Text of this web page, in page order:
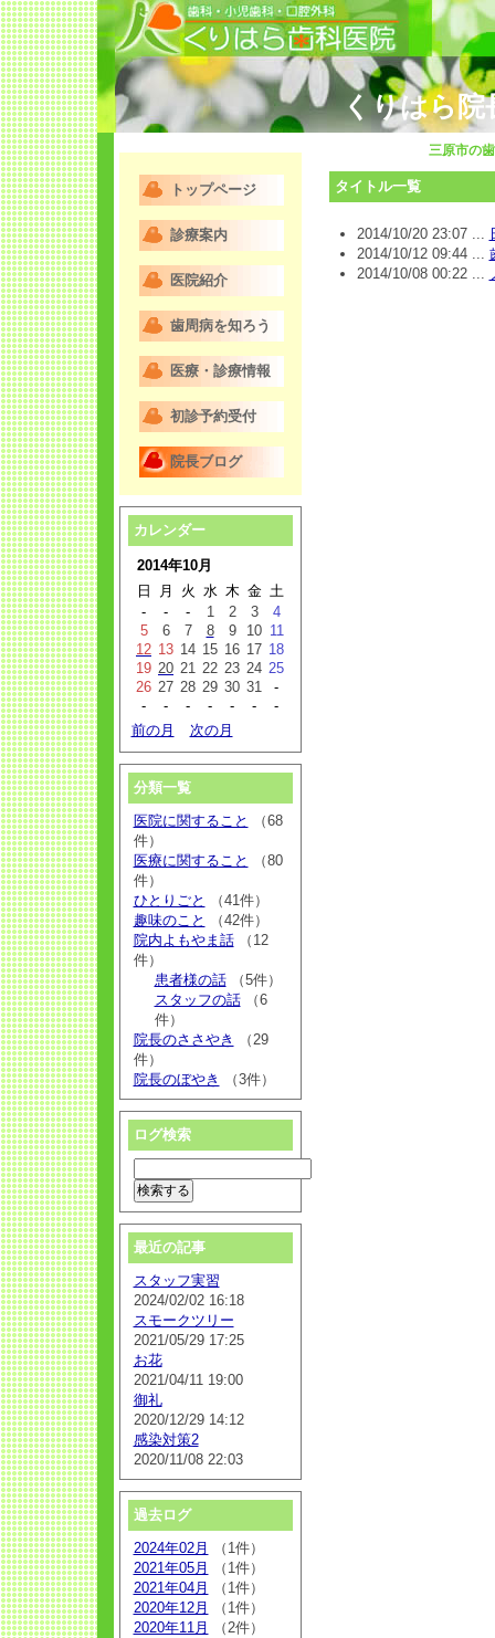
くりはら院
三原市の
タイトル一覧
2014/10/20 23:07 ...
2014/10/12 09:44 ...
2014/10/08 00:22 ...
トップページ
診療案内
医院紹介
歯周病を知ろう
医療・診療情報
初診予約受付
院長ブログ
カレンダー
2014年10月
日
月 火 水 木 金 土
-
- - 1 2 3
4
5
6 7 8 9 10 11
12 13 14 15 16 17 18
19 20 21 22 23 24 25
26 27 28 29 30 31
-
-
- - - - -
-
前の月
次の月
分類一覧
医院に関すること
（68
件）
医療に関すること
（80
件）
ひとりごと
（41件）
趣味のこと
（42件）
院内よもやま話（12
件）
患者様の話（5件）
スタッフの話（6
件）
院長のささやき
（29
件）
院長のぼやき
（3件）
ログ検索
最近の記事
スタッフ実習
2024/02/02 16:18
スモークツリー
2021/05/29 17:25
お花
2021/04/11 19:00
御礼
2020/12/29 14:12
感染対策2
2020/11/08 22:03
過去ログ
2024年02月
（1件）
2021年05月
（1件）
2021年04月
（1件）
2020年12月
（1件）
2020年11月
（2件）